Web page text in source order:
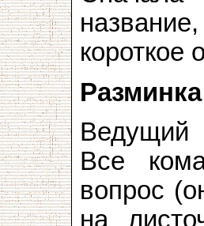
короткое
Разминка
Ведущий
Все
вопрос
на